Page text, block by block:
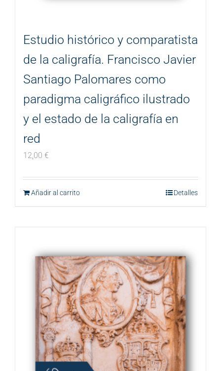
Estudio histórico y comparatista
de la caligrafía. Francisco Javier
Santiago Palomares como
paradigma caligráfico ilustrado
y el estado de la caligrafía en
red
12,00 €
Añadir al carrito Detalles